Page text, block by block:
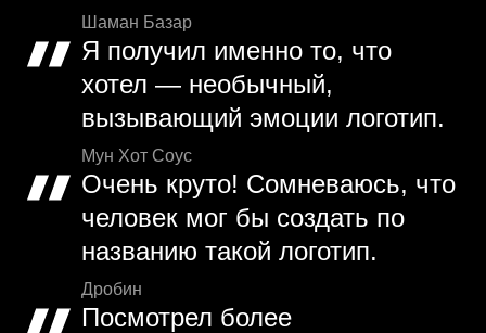
Шаман Базар
Я получил именно то, что
хотел — необычный,
вызывающий эмоции логотип.
Мун Хот Соус
Очень круто! Сомневаюсь, что
человек мог бы создать по
названию такой логотип.
Дробин
Посмотрел более